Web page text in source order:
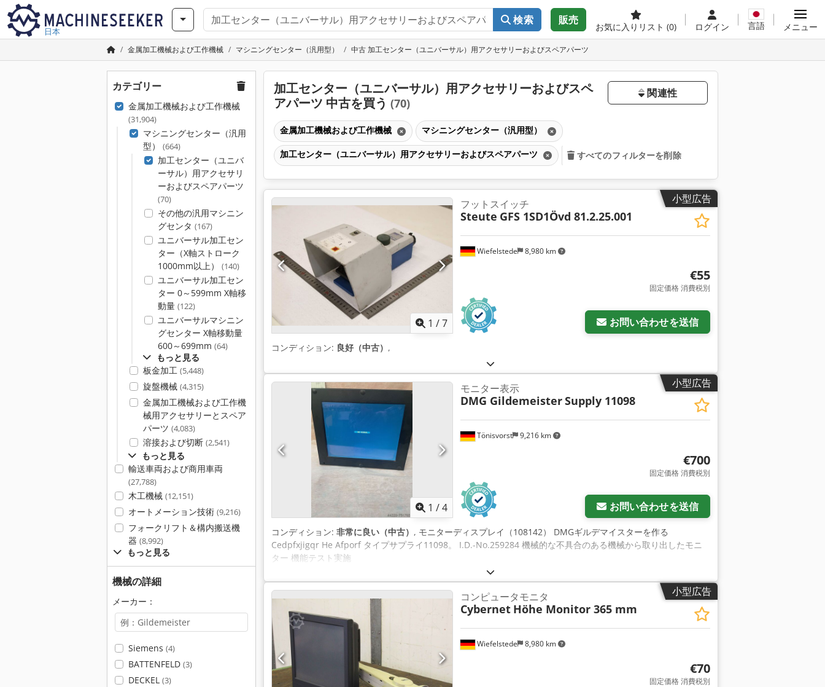
日本
検索 販売
お気に入りリスト (0) ログイン 言語 メニュー
金属加工機械および工作機械 マシニングセンター（汎用型） 中古 加工センター（ユニバーサル）用アクセサリーおよびスペアパーツ
カテゴリー
金属加工機械および工作機械
(31,904)
マシニングセンター（汎用
型） (664)
加工センター（ユニバ
ーサル）用アクセサリ
ーおよびスペアパーツ
(70)
その他の汎用マシニン
グセンタ (167)
ユニバーサル加工セン
ター（X軸ストローク
1000mm以上） (140)
ユニバーサル加工セン
ター 0～599mm X軸移
動量 (122)
ユニバーサルマシニン
グセンター X軸移動量
600～699mm (64)
もっと見る
板金加工 (5,448)
旋盤機械 (4,315)
金属加工機械および工作機
械用アクセサリーとスペア
パーツ (4,083)
溶接および切断 (2,541)
もっと見る
輸送車両および商用車両
(27,788)
木工機械 (12,151)
オートメーション技術 (9,216)
フォークリフト＆構内搬送機
器 (8,992)
もっと見る
機械の詳細
メーカー：
Siemens (4)
BATTENFELD (3)
DECKEL (3)
加工センター（ユニバーサル）用アクセサリーおよびスペ
アパーツ 中古を買う (70)
関連性
金属加工機械および工作機械 マシニングセンター（汎用型）
加工センター（ユニバーサル）用アクセサリーおよびスペアパーツ すべてのフィルターを削除
小型広告
1 /7
Wiefelstede 8,980 km
フットスイッチ
Steute GFS 1SD1Övd 81.2.25.001
€55
固定価格 消費税別
お問い合わせを送信
コンディション: 良好（中古） ,
小型広告
1 /4
Tönisvorst 9,216 km
モニター表示
DMG GildemeisterSupply 11098
€700
固定価格 消費税別
お問い合わせを送信
コンディション: 非常に良い（中古） , モニターディスプレイ（108142） DMGギルデマイスターを作る
Cedpfxjigqr He Afporf タイプサプライ11098。 I.D.-No.259284 機械的な不具合のある機械から取り出したモニ
ター 機能テスト実施
小型広告
Wiefelstede 8,980 km
コンピュータモニタ
Cybernet Höhe Monitor 365 mm
€70
固定価格 消費税別